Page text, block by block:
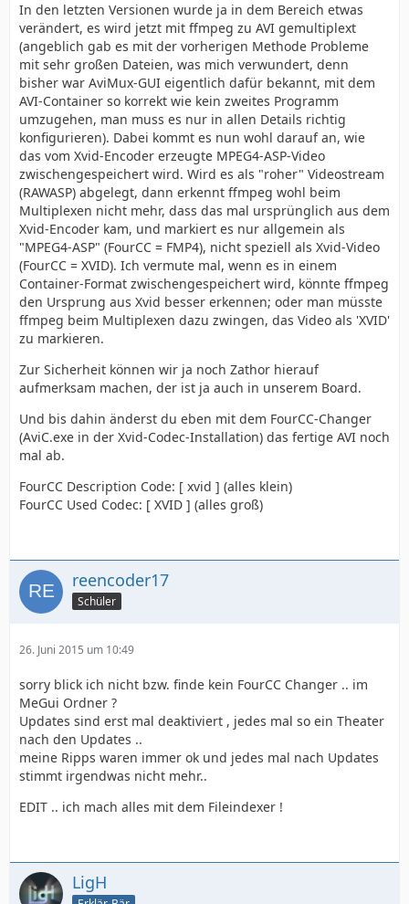
In den letzten Versionen wurde ja in dem Bereich etwas
verändert, es wird jetzt mit ffmpeg zu AVI gemultiplext
(angeblich gab es mit der vorherigen Methode Probleme
mit sehr großen Dateien, was mich verwundert, denn
bisher war AviMux-GUI eigentlich dafür bekannt, mit dem
AVI-Container so korrekt wie kein zweites Programm
umzugehen, man muss es nur in allen Details richtig
konfigurieren). Dabei kommt es nun wohl darauf an, wie
das vom Xvid-Encoder erzeugte MPEG4-ASP-Video
zwischengespeichert wird. Wird es als "roher" Videostream
(RAWASP) abgelegt, dann erkennt ffmpeg wohl beim
Multiplexen nicht mehr, dass das mal ursprünglich aus dem
Xvid-Encoder kam, und markiert es nur allgemein als
"MPEG4-ASP" (FourCC = FMP4), nicht speziell als Xvid-Video
(FourCC = XVID). Ich vermute mal, wenn es in einem
Container-Format zwischengespeichert wird, könnte ffmpeg
den Ursprung aus Xvid besser erkennen; oder man müsste
ffmpeg beim Multiplexen dazu zwingen, das Video als 'XVID'
zu markieren.
Zur Sicherheit können wir ja noch Zathor hierauf
aufmerksam machen, der ist ja auch in unserem Board.
Und bis dahin änderst du eben mit dem FourCC-Changer
(AviC.exe in der Xvid-Codec-Installation) das fertige AVI noch
mal ab.
FourCC Description Code: [ xvid ] (alles klein)
FourCC Used Codec: [ XVID ] (alles groß)
reencoder17
Schüler
26. Juni 2015 um 10:49
sorry blick ich nicht bzw. finde kein FourCC Changer .. im
MeGui Ordner ?
Updates sind erst mal deaktiviert , jedes mal so ein Theater
nach den Updates ..
meine Ripps waren immer ok und jedes mal nach Updates
stimmt irgendwas nicht mehr..
EDIT .. ich mach alles mit dem Fileindexer !
LigH